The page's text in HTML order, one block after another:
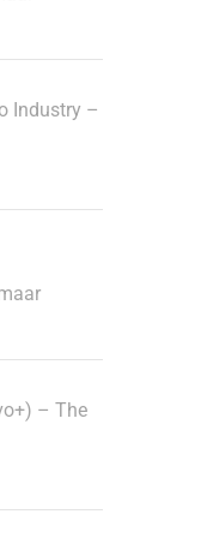
Industry –
– The